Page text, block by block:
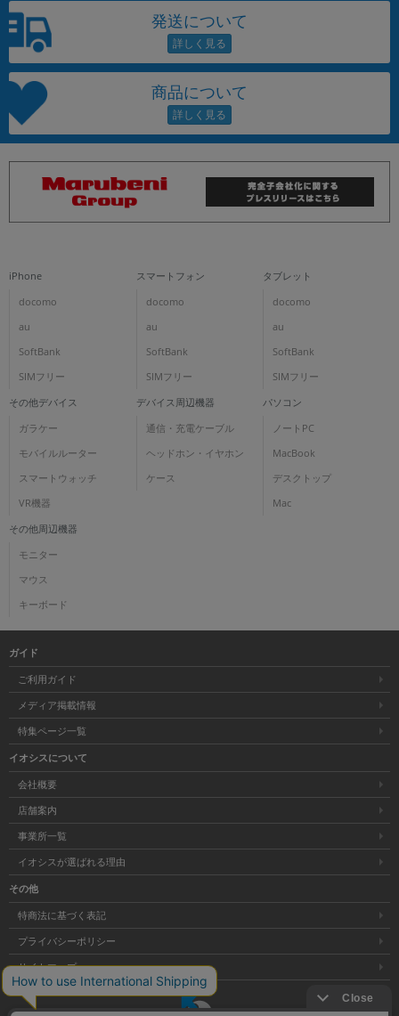
発送について
商品について
iPhone
docomo
au
SoftBank
SIMフリー
スマートフォン
docomo
au
SoftBank
SIMフリー
タブレット
docomo
au
SoftBank
SIMフリー
その他デバイス
ガラケー
モバイルルーター
スマートウォッチ
VR機器
デバイス周辺機器
通信・充電ケーブル
ヘッドホン・イヤホン
ケース
パソコン
ノートPC
MacBook
デスクトップ
Mac
その他周辺機器
モニター
マウス
キーボード
ガイド
ご利用ガイド
メディア掲載情報
特集ページ一覧
イオシスについて
会社概要
店舗案内
事業所一覧
イオシスが選ばれる理由
その他
特商法に基づく表記
プライバシーポリシー
サイトマップ